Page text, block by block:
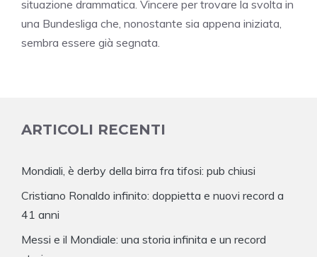
situazione drammatica. Vincere per trovare la svolta in
una Bundesliga che, nonostante sia appena iniziata,
sembra essere già segnata.
ARTICOLI RECENTI
Mondiali, è derby della birra fra tifosi: pub chiusi
Cristiano Ronaldo infinito: doppietta e nuovi record a
41 anni
Messi e il Mondiale: una storia infinita e un record